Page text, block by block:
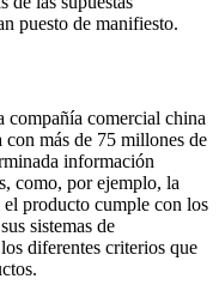
puesto de manifiesto.
compañía comercial china
más de 75 millones de
información
como, por ejemplo, la
producto cumple con los
sistemas de
diferentes criterios que